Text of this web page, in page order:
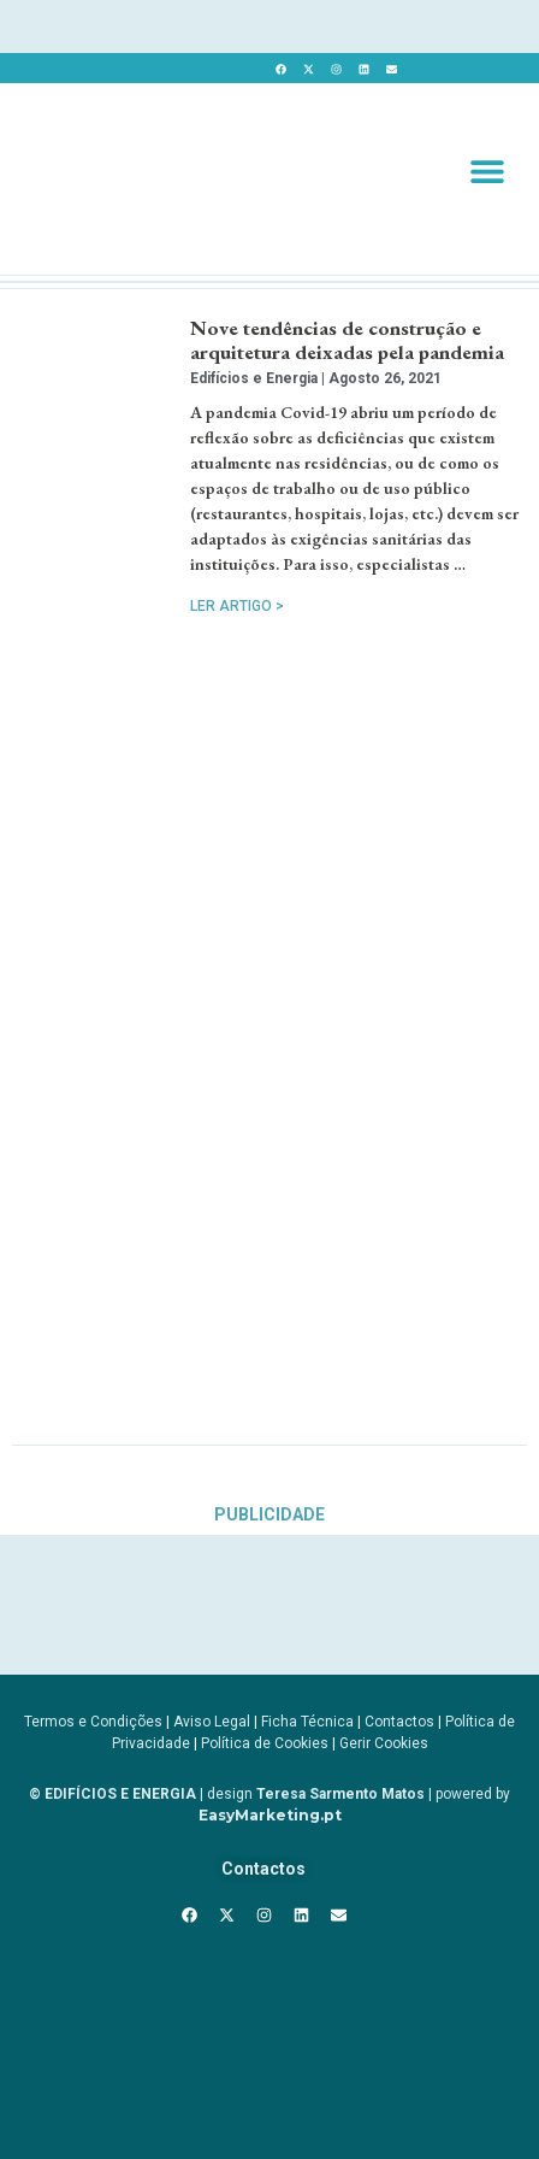
Nove tendências de construção e
arquitetura deixadas pela pandemia
Edifícios e Energia Agosto 26, 2021
A pandemia Covid-19 abriu um período de
reflexão sobre as deficiências que existem
atualmente nas residências, ou de como os
espaços de trabalho ou de uso público
(restaurantes, hospitais, lojas, etc.) devem ser
adaptados às exigências sanitárias das
instituições. Para isso, especialistas …
LER ARTIGO >
PUBLICIDADE
Termos e Condições | Aviso Legal | Ficha Técnica | Contactos | Política de
Privacidade| Política de Cookies | Gerir Cookies
© EDIFÍCIOS E ENERGIA | design Teresa Sarmento Matos | powered by
EasyMarketing.pt
Contactos